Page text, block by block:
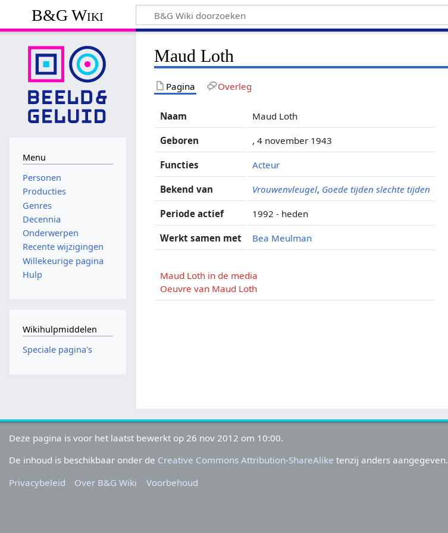
B&G Wiki
Maud Loth
Pagina Overleg
Naam Maud Loth
Geboren , 4 november 1943
Functies Acteur
Bekend van Vrouwenvleugel, Goede tijden slechte tijden
Periode actief 1992 - heden
Werkt samen met Bea Meulman
Maud Loth in de media
Oeuvre van Maud Loth
Menu
Personen
Producties
Genres
Decennia
Onderwerpen
Recente wijzigingen
Willekeurige pagina
Hulp
Wikihulpmiddelen
Speciale pagina's
Deze pagina is voor het laatst bewerkt op 26 nov 2012 om 10:00.
De inhoud is beschikbaar onder de Creative Commons Attribution-ShareAlike tenzij anders aangegeven.
Privacybeleid
Over B&G Wiki Voorbehoud